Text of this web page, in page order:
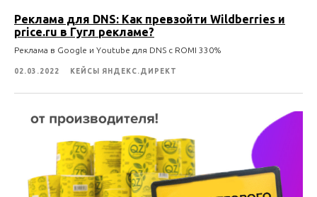
Реклама для DNS: Как превзойти Wildberries и
price.ru в Гугл рекламе?
Реклама в Google и Youtube для DNS c ROMI 330%
02.03.2022 КЕЙСЫ ЯНДЕКС.ДИРЕКТ